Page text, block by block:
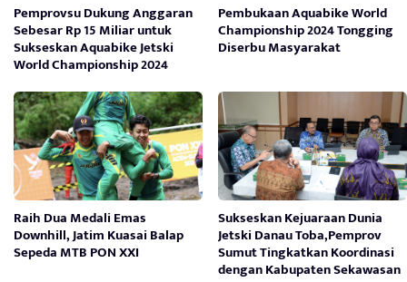
Pemprovsu Dukung Anggaran
Sebesar Rp 15 Miliar untuk
Sukseskan Aquabike Jetski
World Championship 2024
Pembukaan Aquabike World
Championship 2024 Tongging
Diserbu Masyarakat
Raih Dua Medali Emas
Downhill, Jatim Kuasai Balap
Sepeda MTB PON XXI
Sukseskan Kejuaraan Dunia
Jetski Danau Toba,Pemprov
Sumut Tingkatkan Koordinasi
dengan Kabupaten Sekawasan